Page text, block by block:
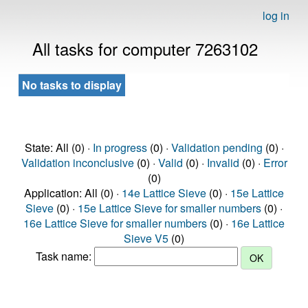
log in
All tasks for computer 7263102
No tasks to display
State: All (0) · In progress(0) · Validation pending (0) ·
Validation inconclusive(0) · Valid (0) · Invalid (0) · Error
(0)
Application: All (0) · 14e Lattice Sieve (0) · 15e Lattice
Sieve (0) · 15e Lattice Sieve for smaller numbers (0) ·
16e Lattice Sieve for smaller numbers (0) · 16e Lattice
Sieve V5 (0)
Task name: